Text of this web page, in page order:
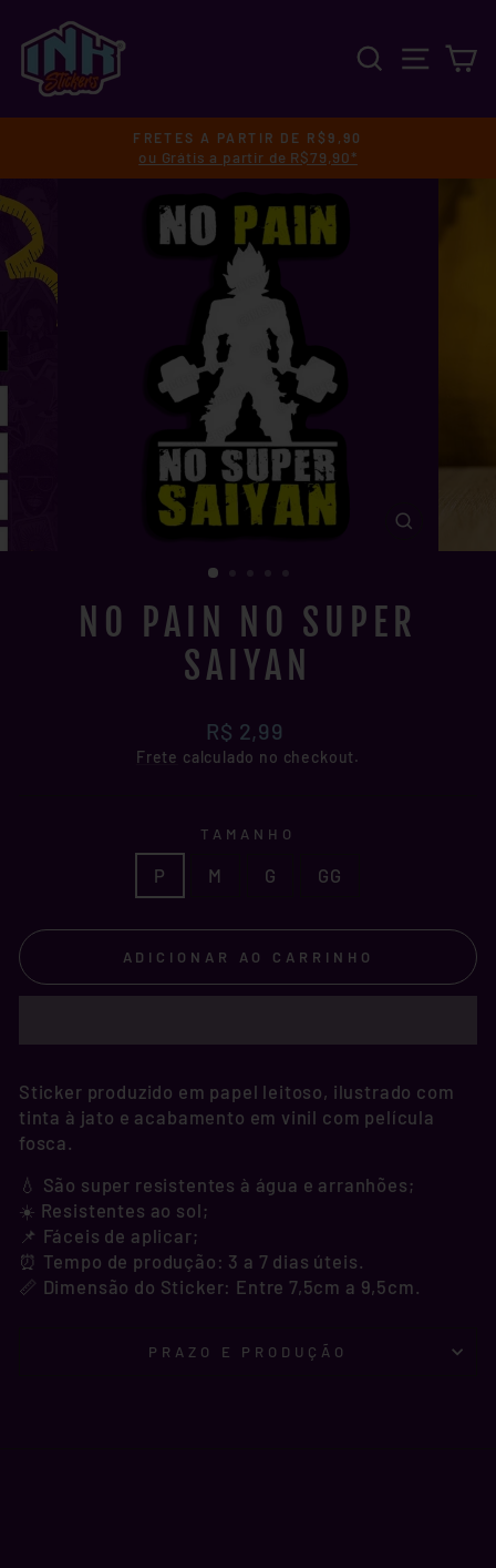
para
Conteúdo
PESQUISA
slideshow
FRETES A PARTIR DE R$9,90
ou Grátis a partir de R$79,90*
(ESC)
NO PAIN NO SUPER
SAIYAN
Preço
normal
R$ 2,99
Frete calculado no checkout.
TAMANHO
P M G GG
ADICIONAR AO CARRINHO
Sticker produzido em papel leitoso, ilustrado com
tinta à jato e acabamento em vinil com película
fosca.
💧 São super resistentes à água e arranhões;
☀️ Resistentes ao sol;
📌 Fáceis de aplicar;
⏰ Tempo de produção: 3 a 7 dias úteis.
📏 Dimensão do Sticker: Entre 7,5cm a 9,5cm.
PRAZO E PRODUÇÃO